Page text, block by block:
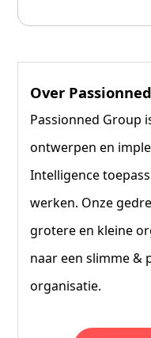
Over
Passionned Group
ontwerpen en
Intelligence
werken. Onze
grotere en kleine
naar een slimme &
organisatie.